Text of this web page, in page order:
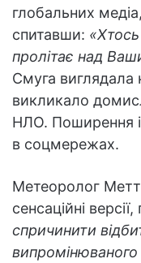
глобальних
спитавши:
пролітає над
Смуга виглядала
викликало
НЛО. Поширення
в соцмережах.
Метеоролог
сенсаційні
спричинити